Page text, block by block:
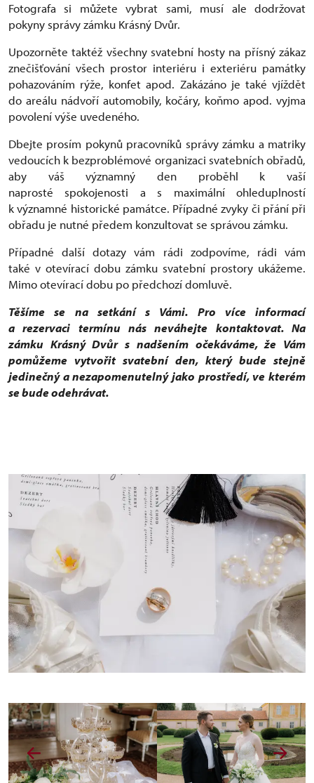
Fotografa si můžete vybrat sami, musí ale dodržovat
pokyny správy zámku Krásný Dvůr.
Upozorněte taktéž všechny svatební hosty na přísný zákaz
znečišťování všech prostor interiéru i exteriéru památky
pohazováním rýže, konfet apod. Zakázáno je také vjíždět
do areálu nádvoří automobily, kočáry, koňmo apod. vyjma
povolení výše uvedeného.
Dbejte prosím pokynů pracovníků správy zámku a matriky
vedoucích k bezproblémové organizaci svatebních obřadů,
aby váš významný den proběhl k vaší
naprosté spokojenosti a s maximální ohleduplností
k významné historické památce. Případné zvyky či přání při
obřadu je nutné předem konzultovat se správou zámku.
Případné další dotazy vám rádi zodpovíme, rádi vám
také v otevírací dobu zámku svatební prostory ukážeme.
Mimo otevírací dobu po předchozí domluvě.
Těšíme se na setkání s Vámi. Pro více informací
a rezervaci termínu nás neváhejte kontaktovat. Na
zámku Krásný Dvůr s nadšením očekáváme, že Vám
pomůžeme vytvořit svatební den, který bude stejně
jedinečný a nezapomenutelný jako prostředí, ve kterém
se bude odehrávat.